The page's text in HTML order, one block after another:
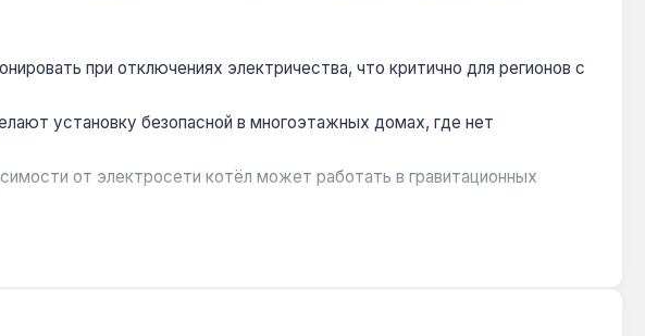
при отключениях электричества, что критично для регионов с
установку безопасной в многоэтажных домах, где нет
от электросети котёл может работать в гравитационных